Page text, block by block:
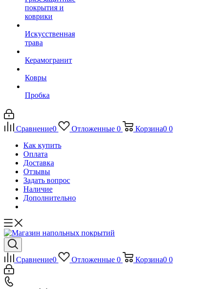
покрытия и
коврики
Искусственная
трава
Керамогранит
Ковры
Пробка
Сравнение0 Отложенные 0 Корзина0 0
Как купить
Оплата
Доставка
Отзывы
Задать вопрос
Наличие
Дополнительно
Сравнение0 Отложенные 0 Корзина0 0